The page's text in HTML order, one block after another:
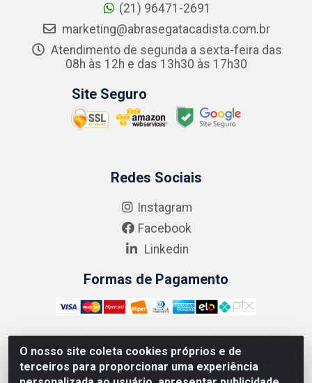
O nosso site coleta cookies próprios e de
terceiros para proporcionar uma experiência
(21) 96471-2691
marketing@abrasegatacadista.com.br
Atendimento de segunda a sexta-feira das
08h às 12h e das 13h30 às 17h30
Site Seguro
Redes Sociais
Instagram
Facebook
Linkedin
Formas de Pagamento
ABRASEG COMÉRCIO ATACADISTA LTDA - CNPJ:
10.894.768/0001-00 - Avenida Lobo Júnior, 1045 -